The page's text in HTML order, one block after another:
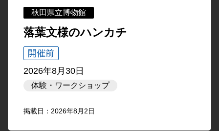
秋田県立博物館
落葉文様のハンカチ
開催前
2026年8月30日
体験・ワークショップ
掲載日：2026年8月2日